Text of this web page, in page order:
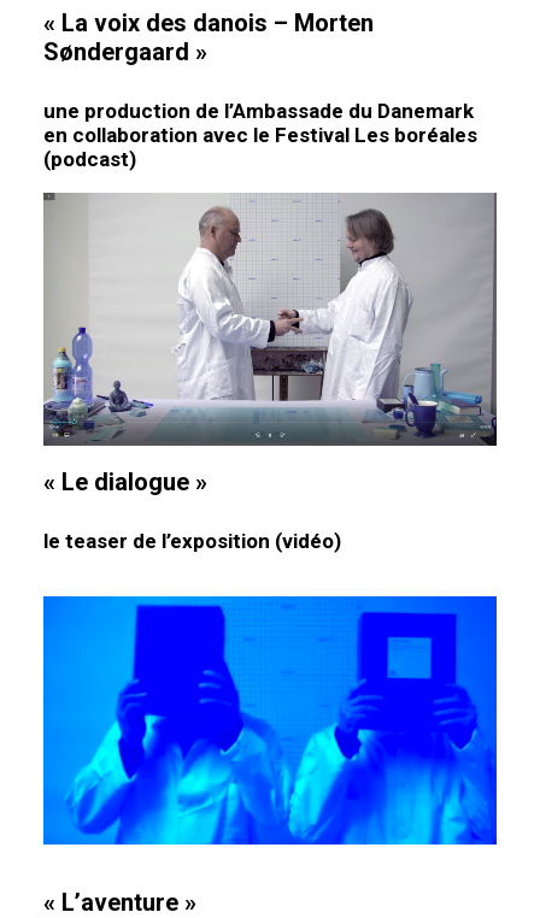
« La voix des danois – Morten
Søndergaard »
une production de l’Ambassade du Danemark
en collaboration avec le Festival Les boréales
(podcast)
« Le dialogue »
le teaser de l’exposition (vidéo)
« L’aventure »